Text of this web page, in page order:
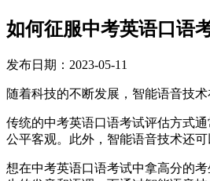
如何征服中考英语口语
发布日期：2023-05-11
随着科技的不断发展，智能语音技
传统的中考英语口语考试评估方式
公平客观。此外，智能语音技术还
想在中考英语口语考试中拿高分的